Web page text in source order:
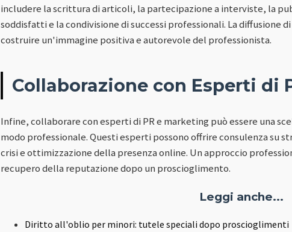
includere la scrittura di articoli, la partecipazione a interviste, la
soddisfatti e la condivisione di successi professionali. La diffusione
costruire un'immagine positiva e autorevole del professionista.
Collaborazione con Esperti di
Infine, collaborare con esperti di PR e marketing può essere una
modo professionale. Questi esperti possono offrire consulenza su
crisi e ottimizzazione della presenza online. Un approccio
recupero della reputazione dopo un proscioglimento.
Leggi anche...
Diritto all'oblio per minori: tutele speciali dopo proscioglimenti